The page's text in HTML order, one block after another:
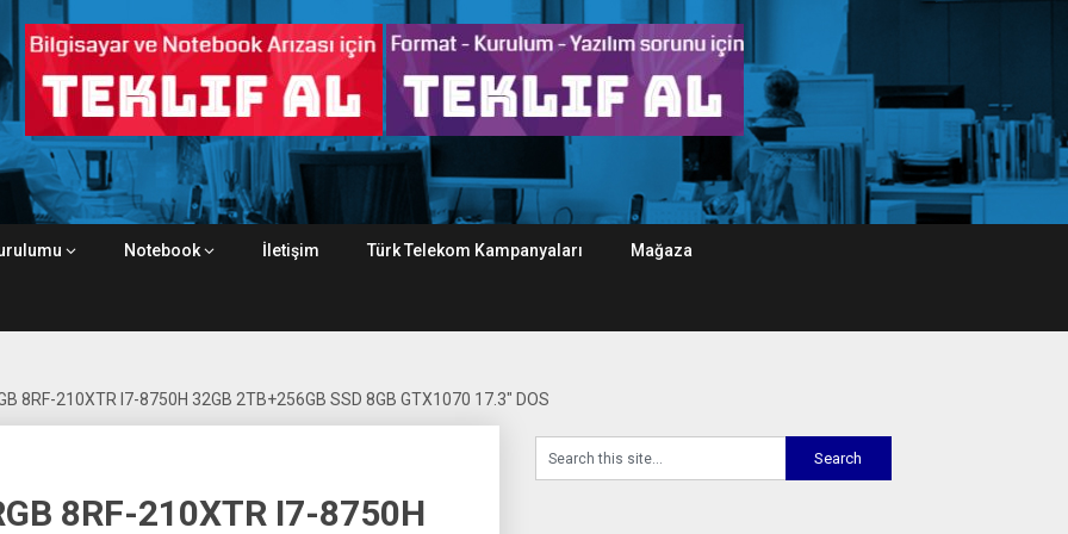
Notebook İletişim Türk Telekom Kampanyaları Mağaza
8RF-210XTR I7-8750H 32GB 2TB+256GB SSD 8GB GTX1070 17.3″ DOS
8RF-210XTR I7-8750H